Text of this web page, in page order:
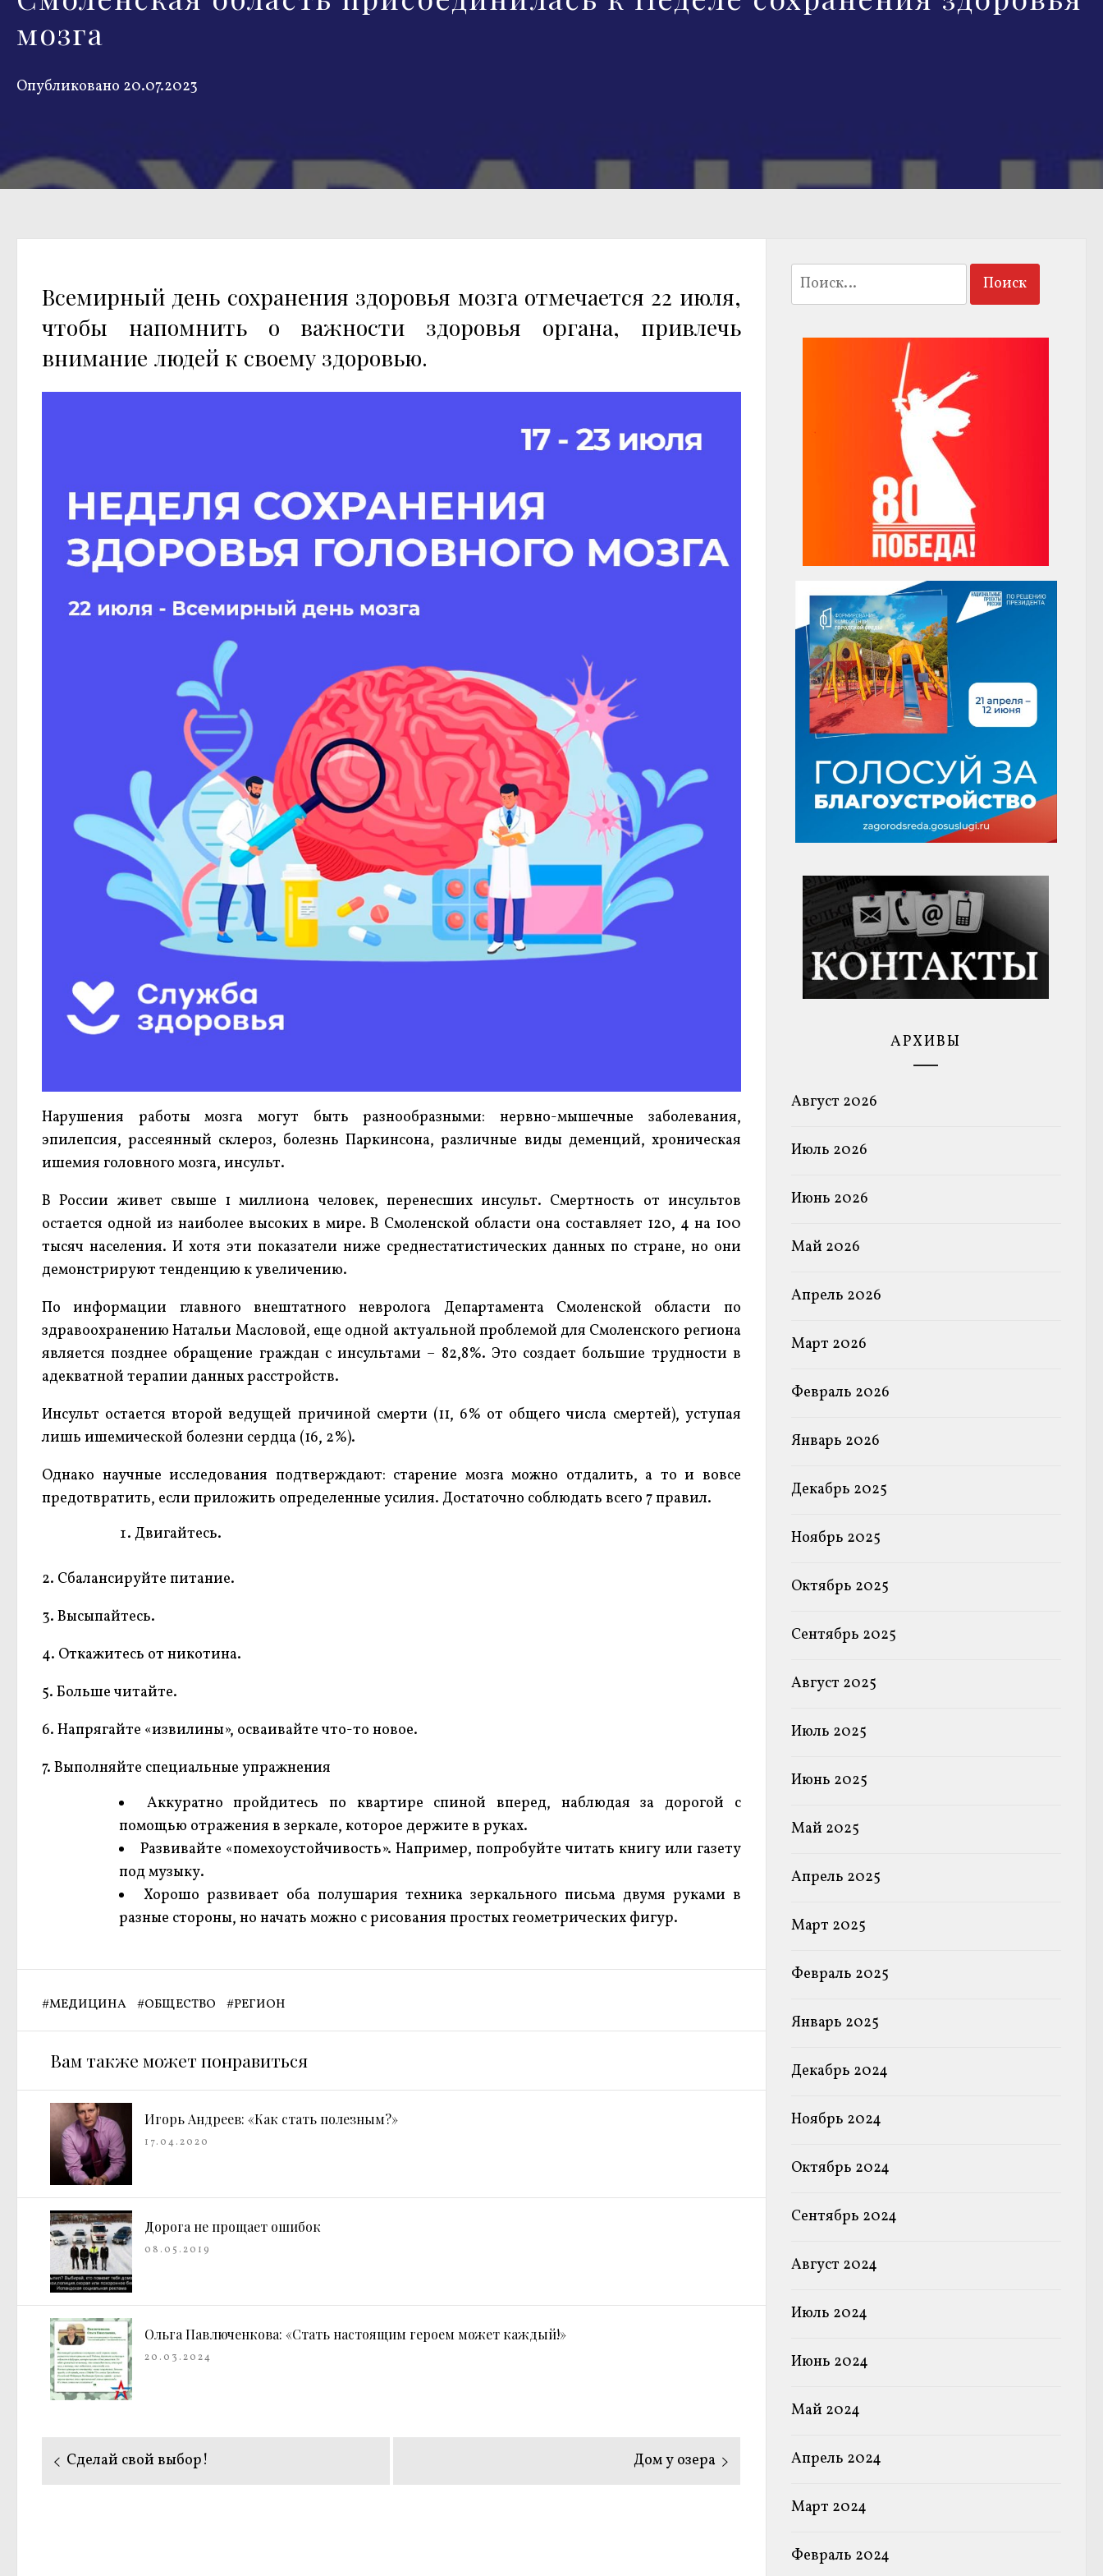
мозга
Опубликовано 20.07.2023
Всемирный день сохранения здоровья мозга отмечается 22 июля,
чтобы напомнить о важности здоровья органа, привлечь
внимание людей к своему здоровью.
Нарушения работы мозга могут быть разнообразными: нервно-мышечные заболевания,
эпилепсия, рассеянный склероз, болезнь Паркинсона, различные виды деменций, хроническая
ишемия головного мозга, инсульт.
В России живет свыше 1 миллиона человек, перенесших инсульт. Смертность от инсультов
остается одной из наиболее высоких в мире. В Смоленской области она составляет 120, 4 на 100
тысяч населения. И хотя эти показатели ниже среднестатистических данных по стране, но они
демонстрируют тенденцию к увеличению.
По информации главного внештатного невролога Департамента Смоленской области по
здравоохранению Натальи Масловой, еще одной актуальной проблемой для Смоленского региона
является позднее обращение граждан с инсультами – 82,8%. Это создает большие трудности в
адекватной терапии данных расстройств.
Инсульт остается второй ведущей причиной смерти (11, 6% от общего числа смертей), уступая
лишь ишемической болезни сердца (16, 2%).
Однако научные исследования подтверждают: старение мозга можно отдалить, а то и вовсе
предотвратить, если приложить определенные усилия. Достаточно соблюдать всего 7 правил.
Двигайтесь.
2. Сбалансируйте питание.
3. Высыпайтесь.
4. Откажитесь от никотина.
5. Больше читайте.
6. Напрягайте «извилины», осваивайте что-то новое.
7. Выполняйте специальные упражнения
Аккуратно пройдитесь по квартире спиной вперед, наблюдая за дорогой с
помощью отражения в зеркале, которое держите в руках.
Развивайте «помехоустойчивость». Например, попробуйте читать книгу или газету
под музыку.
Хорошо развивает оба полушария техника зеркального письма двумя руками в
разные стороны, но начать можно с рисования простых геометрических фигур.
#МЕДИЦИНА #ОБЩЕСТВО #РЕГИОН
Вам также может понравиться
Игорь Андреев: «Как стать полезным?»
17.04.2020
Дорога не прощает ошибок
08.05.2019
Ольга Павлюченкова: «Стать настоящим героем может каждый!»
20.03.2024
Навигация
Предыдущая
Сделай свой выбор!
Следующая
Дом у озера
Найти:
АРХИВЫ
Август 2026
Июль 2026
Июнь 2026
Май 2026
Апрель 2026
Март 2026
Февраль 2026
Январь 2026
Декабрь 2025
Ноябрь 2025
Октябрь 2025
Сентябрь 2025
Август 2025
Июль 2025
Июнь 2025
Май 2025
Апрель 2025
Март 2025
Февраль 2025
Январь 2025
Декабрь 2024
Ноябрь 2024
Октябрь 2024
Сентябрь 2024
Август 2024
Июль 2024
Июнь 2024
Май 2024
Апрель 2024
Март 2024
Февраль 2024